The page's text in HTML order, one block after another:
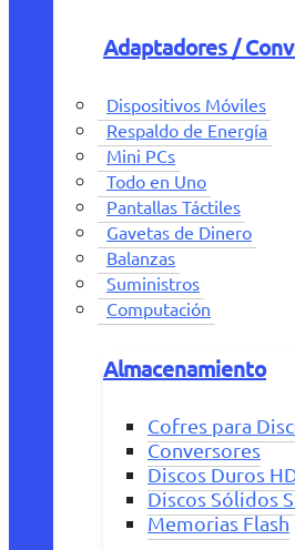
Adaptadores /
Dispositivos Móviles
Respaldo de Energía
Mini PCs
Todo en Uno
Pantallas Táctiles
Gavetas de Dinero
Balanzas
Suministros
Computación
Almacenamiento
Cofres para
Conversores
Discos Duros
Discos Sólidos
Memorias Flash